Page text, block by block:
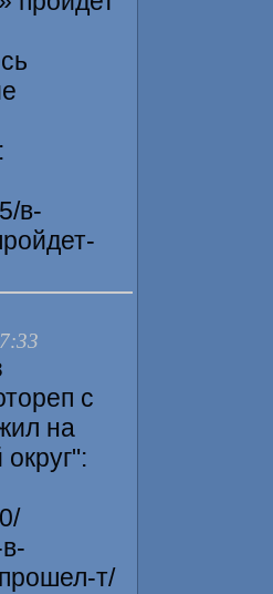
в-
с
на
т/